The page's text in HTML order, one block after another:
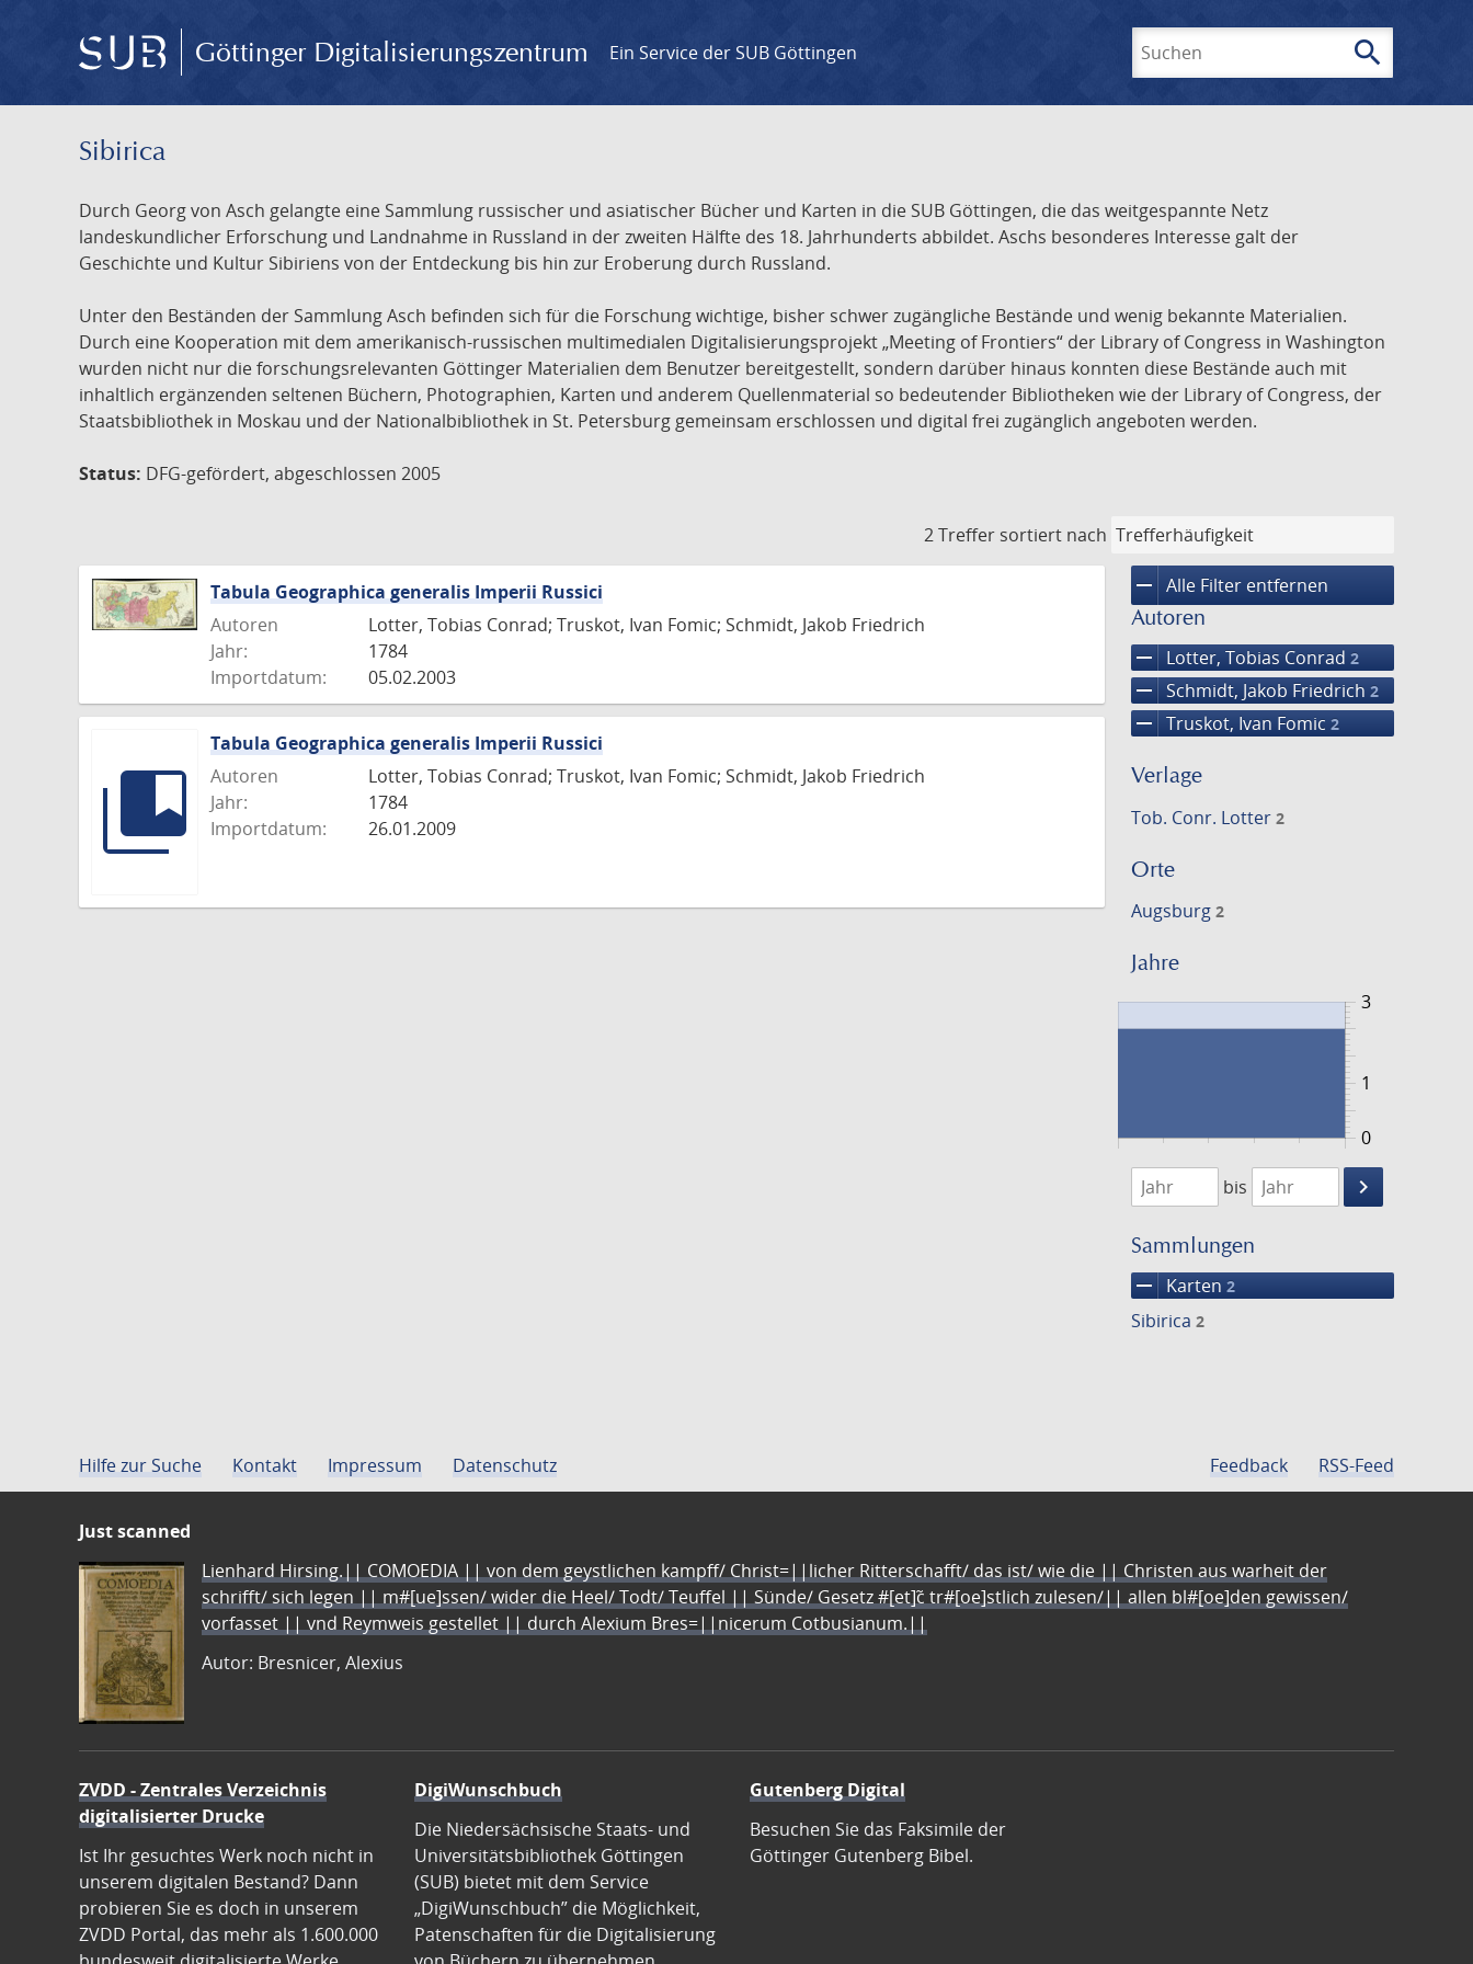
Göttinger Digitalisierungszentrum Ein Service der SUB Göttingen search
Sibirica
Durch Georg von Asch gelangte eine Sammlung russischer und asiatischer Bücher und Karten in die SUB Göttingen, die das weitgespannte Netz
landeskundlicher Erforschung und Landnahme in Russland in der zweiten Hälfte des 18. Jahrhunderts abbildet. Aschs besonderes Interesse galt der
Geschichte und Kultur Sibiriens von der Entdeckung bis hin zur Eroberung durch Russland.
Unter den Beständen der Sammlung Asch befinden sich für die Forschung wichtige, bisher schwer zugängliche Bestände und wenig bekannte Materialien.
Durch eine Kooperation mit dem amerikanisch-russischen multimedialen Digitalisierungsprojekt „Meeting of Frontiers“ der Library of Congress in Washington
wurden nicht nur die forschungsrelevanten Göttinger Materialien dem Benutzer bereitgestellt, sondern darüber hinaus konnten diese Bestände auch mit
inhaltlich ergänzenden seltenen Büchern, Photographien, Karten und anderem Quellenmaterial so bedeutender Bibliotheken wie der Library of Congress, der
Staatsbibliothek in Moskau und der Nationalbibliothek in St. Petersburg gemeinsam erschlossen und digital frei zugänglich angeboten werden.
Status: DFG-gefördert, abgeschlossen 2005
2 Treffer sortiert nach
remove Alle Filter entfernen
Autoren
remove Lotter, Tobias Conrad 2
remove Schmidt, Jakob Friedrich 2
remove Truskot, Ivan Fomic 2
Verlage
Tob. Conr. Lotter 2
Orte
Augsburg 2
Jahre
0
3
1
1784
1785
bis
keyboard_arrow_right
Suche
Sammlungen
remove Karten 2
Sibirica 2
Tabula Geographica generalis Imperii Russici
Autoren
Lotter, Tobias Conrad; Truskot, Ivan Fomic; Schmidt, Jakob Friedrich
Jahr:
1784
Importdatum:
05.02.2003
Tabula Geographica generalis Imperii Russici
Autoren
Lotter, Tobias Conrad; Truskot, Ivan Fomic; Schmidt, Jakob Friedrich
Jahr:
1784
Importdatum:
26.01.2009
Hilfe zur Suche Kontakt Impressum Datenschutz Feedback RSS-Feed
Just scanned
Lienhard Hirsing.|| COMOEDIA || von dem geystlichen kampff/ Christ=||licher Ritterschafft/ das ist/ wie die || Christen aus warheit der
schrifft/ sich legen || m#[ue]ssen/ wider die Heel/ Todt/ Teuffel || Sünde/ Gesetz #[et]c̃ tr#[oe]stlich zulesen/|| allen bl#[oe]den gewissen/
vorfasset || vnd Reymweis gestellet || durch Alexium Bres=||nicerum Cotbusianum.||
Autor: Bresnicer, Alexius
ZVDD - Zentrales Verzeichnis
digitalisierter Drucke
Ist Ihr gesuchtes Werk noch nicht in
unserem digitalen Bestand? Dann
probieren Sie es doch in unserem
ZVDD Portal, das mehr als 1.600.000
DigiWunschbuch
Die Niedersächsische Staats- und
Universitätsbibliothek Göttingen
(SUB) bietet mit dem Service
„DigiWunschbuch” die Möglichkeit,
Patenschaften für die Digitalisierung
Gutenberg Digital
Besuchen Sie das Faksimile der
Göttinger Gutenberg Bibel.